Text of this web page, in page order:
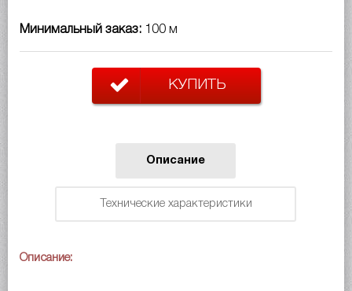
Минимальный заказ: 100 м
КУПИТЬ
Описание
Технические характеристики
Описание: